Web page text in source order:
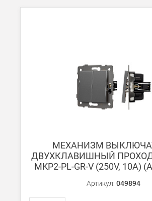
МЕХАНИЗМ
ДВУХКЛАВИШНЫЙ
MKP2-PL-GR-V (250V, 10A)
Артикул: 049894